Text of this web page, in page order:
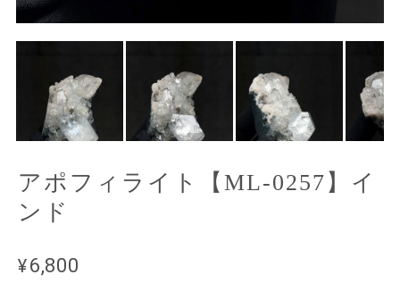
アポフィライト【ML-0257】イ
ンド
¥6,800